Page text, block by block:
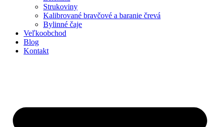
Strukoviny
Kalibrované bravčové a baranie črevá
Bylinné čaje
Veľkoobchod
Blog
Kontakt